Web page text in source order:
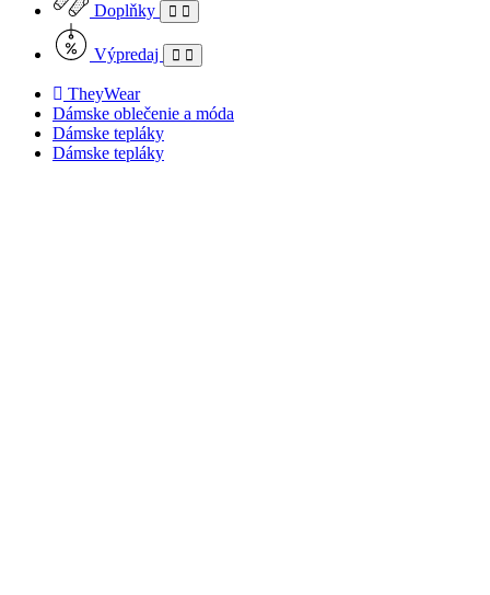
Doplňky
Výpredaj
TheyWear
Dámske oblečenie a móda
Dámske tepláky
Dámske tepláky